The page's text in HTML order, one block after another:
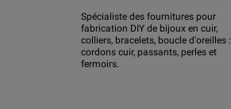
Spécialiste des fournitures pour
fabrication DIY de bijoux en cuir,
colliers, bracelets, boucle d'oreilles :
cordons cuir, passants, perles et
fermoirs.